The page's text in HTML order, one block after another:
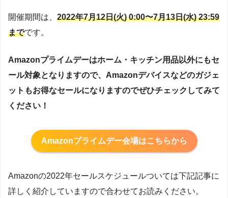
開催期間は、 2022年7月12日(火) 0:00〜7月13日(水) 23:59
までです。
Amazonプライムデーはホーム・キッチン用品以外にもセ
ール対象となりますので、Amazonデバイスなどのガジェ
ットもお得なセールになりますのでぜひチェックしてみて
ください！
Amazonプライムデー会場はこちらから
Amazonの2022年セールスケジュールついては下記記事に
詳しく紹介していますので合わせてお読みください。